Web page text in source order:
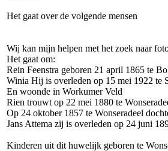
Het gaat over de volgende mensen
Wij kan mijn helpen met het zoek naar
Het gaat om:
Rein Feenstra geboren 21 april 1865 te
Winia Hij is overleden op 15 mei 1922 te
En woonde in Workumer Veld
Rien trouwt op 22 mei 1880 te
Op 24 oktober 1857 te Wonseradeel
Jans Attema zij is overleden op 24 juni
Kinderen uit dit huwelijk geboren te